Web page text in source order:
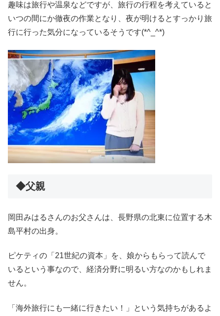
趣味は旅行や温泉などですが、旅行の行程を考えていると
いつの間にか徹夜の作業となり、夜が明けるとすっかり旅
行に行った気分になっているそうです(*^_^*)
◆父親
岡田みはるさんのお父さんは、長野県の北東に位置する木
島平村の出身。
ピケティの「21世紀の資本」を、娘からもらって読んで
いるという事なので、経済分野に明るい方なのかもしれま
せん。
「海外旅行にも一緒に行きたい！」という気持ちがあるよ